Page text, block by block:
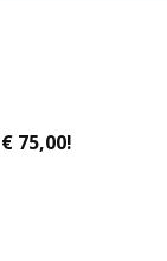
75,00!